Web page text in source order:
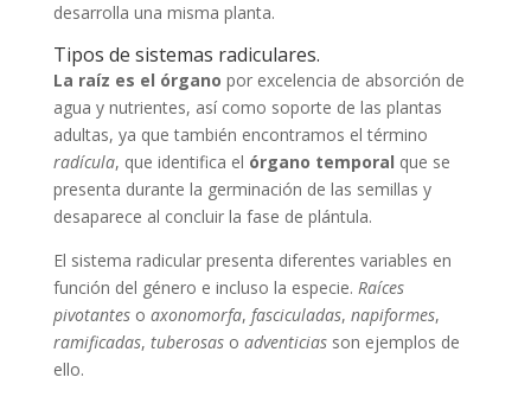
desarrolla una misma planta.
Tipos de sistemas radiculares.
La raíz es el órgano por excelencia de absorción de
agua y nutrientes, así como soporte de las plantas
adultas, ya que también encontramos el término
radícula, que identifica el órgano temporal que se
presenta durante la germinación de las semillas y
desaparece al concluir la fase de plántula.
El sistema radicular presenta diferentes variables en
función del género e incluso la especie. Raíces
pivotanteso axonomorfa, fasciculadas, napiformes,
ramificadas, tuberosaso adventiciasson ejemplos de
ello.